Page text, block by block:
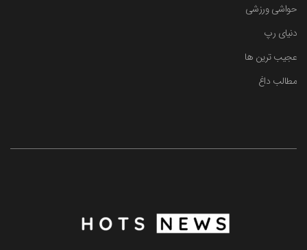
حواشی ورزشی
دنیای رپ
عجیب ترین ها
مطالب داغ